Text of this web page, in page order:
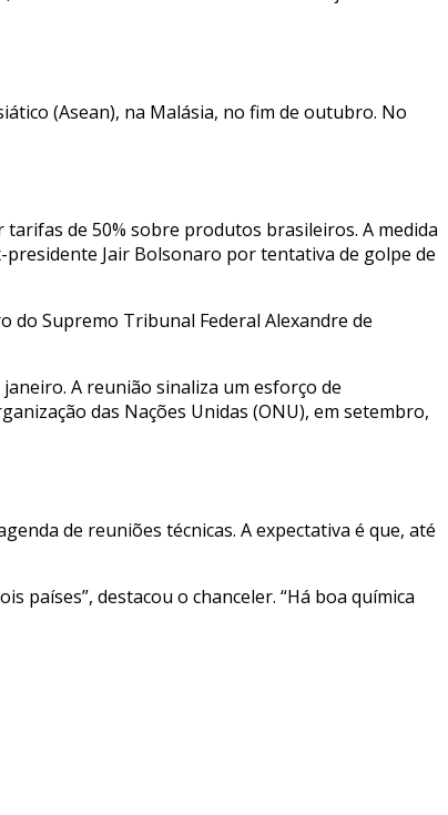
(Asean), na Malásia, no fim de outubro. No
de 50% sobre produtos brasileiros. A medida
presidente Jair Bolsonaro por tentativa de golpe de
do Supremo Tribunal Federal Alexandre de
A reunião sinaliza um esforço de
das Nações Unidas (ONU), em setembro,
de reuniões técnicas. A expectativa é que, até
países”, destacou o chanceler. “Há boa química